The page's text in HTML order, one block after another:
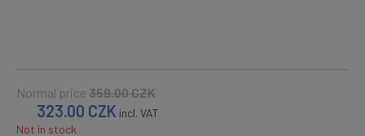
Normal price 359.00CZK
323.00 CZK incl. VAT
Not in stock